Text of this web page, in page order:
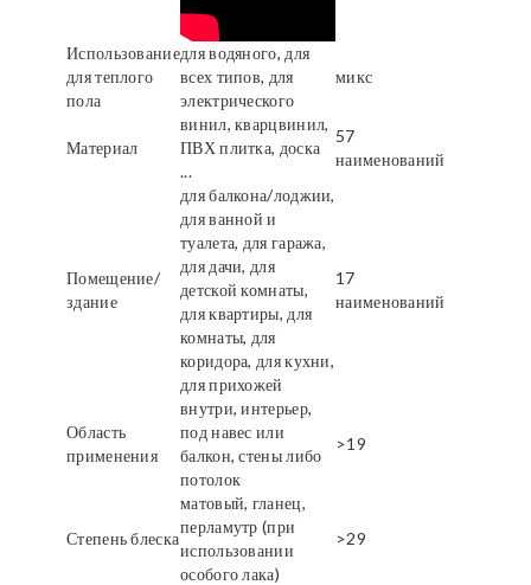
Использование
для теплого
пола
для водяного, для
всех типов, для
электрического
микс
Материал
винил, кварцвинил,
ПВХ плитка, доска
...
57
наименований
Помещение/
здание
для балкона/лоджии,
для ванной и
туалета, для гаража,
для дачи, для
детской комнаты,
для квартиры, для
комнаты, для
коридора, для кухни,
для прихожей
17
наименований
Область
применения
внутри, интерьер,
под навес или
балкон, стены либо
потолок
>19
Степень блеска
матовый, гланец,
перламутр (при
использовании
особого лака)
>29